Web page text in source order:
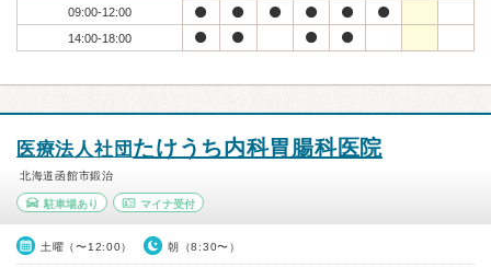
09:00-12:00
14:00-18:00
医療法人社団 たけうち内科胃腸科医院
北海道函館市鍛治
駐車場あり マイナ受付
土曜（〜12:00） 朝（8:30〜）